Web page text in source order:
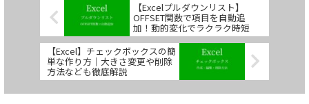
【Excelプルダウンリスト】
OFFSET関数で項目を自動追
加！動的変化でラクラク時短
【Excel】チェックボックスの簡
単な作り方｜大きさ変更や削除
方法なども徹底解説